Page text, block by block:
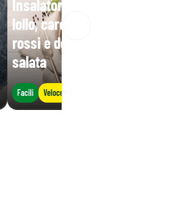
Insalatona base iceberg e
lollo, carote, mais, fagioli
rossi e decorata con ricotta
salata
Facili Veloce